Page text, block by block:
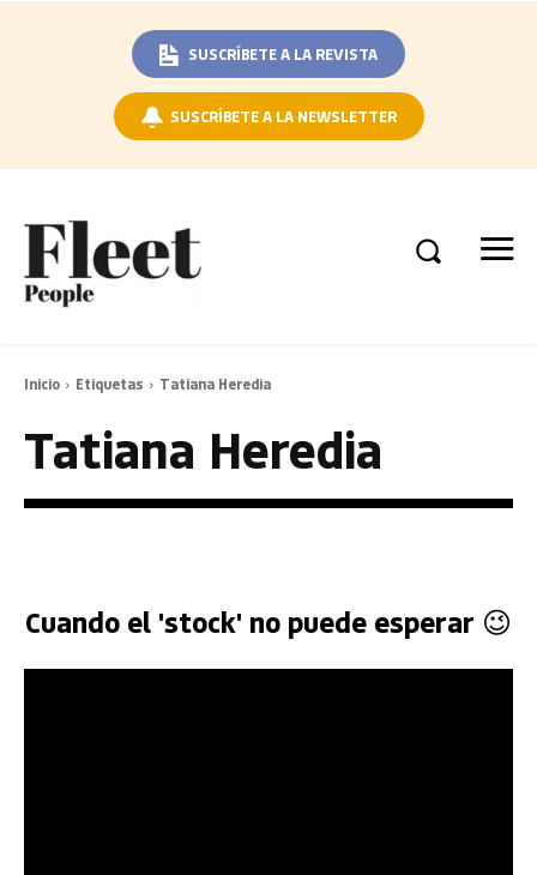
SUSCRÍBETE A LA REVISTA
SUSCRÍBETE A LA NEWSLETTER
Inicio Etiquetas Tatiana Heredia
Tatiana Heredia
Cuando el 'stock' no puede esperar 😉